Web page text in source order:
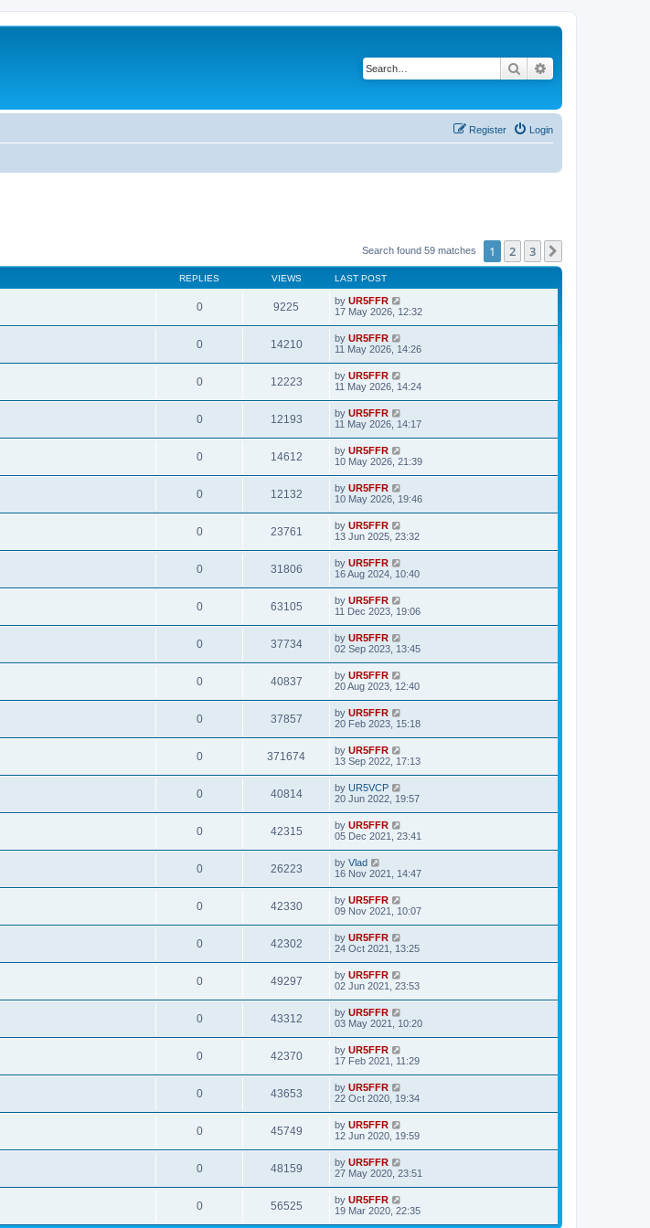
Search
Login
Register
Search found 59 matches 1 2 3
REPLIES VIEWS LAST POST
0 9225 by UR5FFR
17 May 2026, 12:32
0 14210 by UR5FFR
11 May 2026, 14:26
0 12223 by UR5FFR
11 May 2026, 14:24
0 12193 by UR5FFR
11 May 2026, 14:17
0 14612 by UR5FFR
10 May 2026, 21:39
0 12132 by UR5FFR
10 May 2026, 19:46
0 23761 by UR5FFR
13 Jun 2025, 23:32
0 31806 by UR5FFR
16 Aug 2024, 10:40
0 63105 by UR5FFR
11 Dec 2023, 19:06
0 37734 by UR5FFR
02 Sep 2023, 13:45
0 40837 by UR5FFR
20 Aug 2023, 12:40
0 37857 by UR5FFR
20 Feb 2023, 15:18
0 371674 by UR5FFR
13 Sep 2022, 17:13
0 40814 by UR5VCP
20 Jun 2022, 19:57
0 42315 by UR5FFR
05 Dec 2021, 23:41
0 26223 by Vlad
16 Nov 2021, 14:47
0 42330 by UR5FFR
09 Nov 2021, 10:07
0 42302 by UR5FFR
24 Oct 2021, 13:25
0 49297 by UR5FFR
02 Jun 2021, 23:53
0 43312 by UR5FFR
03 May 2021, 10:20
0 42370 by UR5FFR
17 Feb 2021, 11:29
0 43653 by UR5FFR
22 Oct 2020, 19:34
0 45749 by UR5FFR
12 Jun 2020, 19:59
0 48159 by UR5FFR
27 May 2020, 23:51
0 56525 by UR5FFR
19 Mar 2020, 22:35